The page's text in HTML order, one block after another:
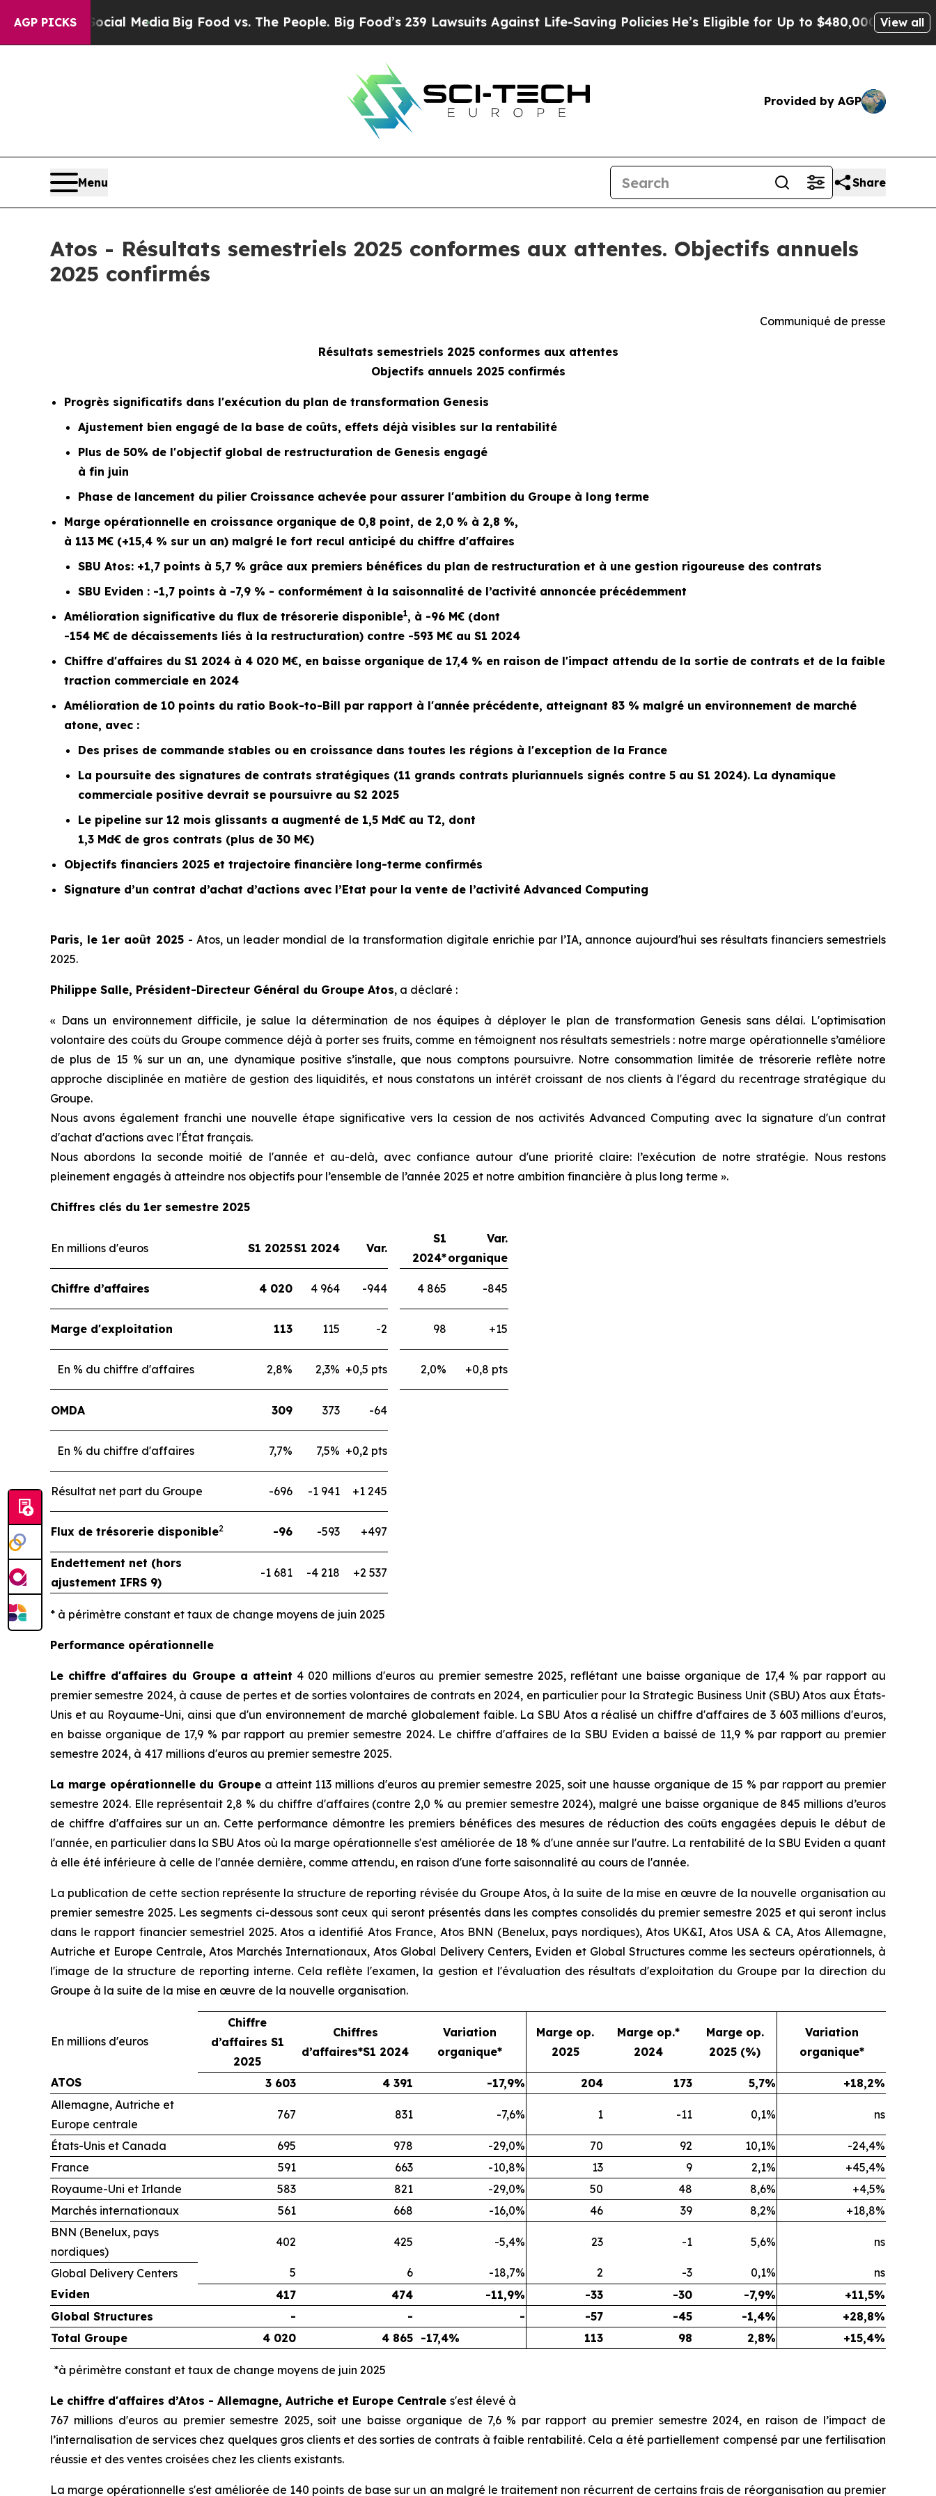
AGP PICKS
Social MediaBig Food vs. The People. Big Food’s 239 Lawsuits Against Life-Saving PoliciesHe’s Eligible for Up to $480,000 After BeingView all
Provided by AGP
Menu Share
Atos - Résultats semestriels 2025 conformes aux attentes. Objectifs annuels
2025 confirmés
Communiqué de presse
Résultats semestriels 2025 conformes aux attentes
Objectifs annuels 2025 confirmés
Progrès significatifs dans l'exécution du plan de transformation Genesis
Ajustement bien engagé de la base de coûts, effets déjà visibles sur la rentabilité
Plus de 50% de l'objectif global de restructuration de Genesis engagé
à fin juin
Phase de lancement du pilier Croissance achevée pour assurer l'ambition du Groupe à long terme
Marge opérationnelle en croissance organique de 0,8 point, de 2,0 % à 2,8 %,
à 113 M€ (+15,4 % sur un an) malgré le fort recul anticipé du chiffre d'affaires
SBU Atos: +1,7 points à 5,7 % grâce aux premiers bénéfices du plan de restructuration et à une gestion rigoureuse des contrats
SBU Eviden : -1,7 points à -7,9 % - conformément à la saisonnalité de l’activité annoncée précédemment
Amélioration significative du flux de trésorerie disponible1, à -96 M€ (dont
-154 M€ de décaissements liés à la restructuration) contre -593 M€ au S1 2024
Chiffre d'affaires du S1 2024 à 4 020 M€, en baisse organique de 17,4 % en raison de l'impact attendu de la sortie de contrats et de la faible
traction commerciale en 2024
Amélioration de 10 points du ratio Book-to-Bill par rapport à l'année précédente, atteignant 83 % malgré un environnement de marché
atone, avec :
Des prises de commande stables ou en croissance dans toutes les régions à l'exception de la France
La poursuite des signatures de contrats stratégiques (11 grands contrats pluriannuels signés contre 5 au S1 2024). La dynamique
commerciale positive devrait se poursuivre au S2 2025
Le pipeline sur 12 mois glissants a augmenté de 1,5 Md€ au T2, dont
1,3 Md€ de gros contrats (plus de 30 M€)
Objectifs financiers 2025 et trajectoire financière long-terme confirmés
Signature d’un contrat d’achat d’actions avec l’Etat pour la vente de l’activité Advanced Computing
Paris, le 1er août 2025 - Atos, un leader mondial de la transformation digitale enrichie par l’IA, annonce aujourd'hui ses résultats financiers semestriels
2025.
Philippe Salle, Président-Directeur Général du Groupe Atos, a déclaré :
« Dans un environnement difficile, je salue la détermination de nos équipes à déployer le plan de transformation Genesis sans délai. L'optimisation
volontaire des coûts du Groupe commence déjà à porter ses fruits, comme en témoignent nos résultats semestriels : notre marge opérationnelle s’améliore
de plus de 15 % sur un an, une dynamique positive s’installe, que nous comptons poursuivre. Notre consommation limitée de trésorerie reflète notre
approche disciplinée en matière de gestion des liquidités, et nous constatons un intérêt croissant de nos clients à l'égard du recentrage stratégique du
Groupe.
Nous avons également franchi une nouvelle étape significative vers la cession de nos activités Advanced Computing avec la signature d'un contrat
d'achat d'actions avec l'État français.
Nous abordons la seconde moitié de l'année et au-delà, avec confiance autour d'une priorité claire: l’exécution de notre stratégie. Nous restons
pleinement engagés à atteindre nos objectifs pour l’ensemble de l’année 2025 et notre ambition financière à plus long terme ».
Chiffres clés du 1er semestre 2025
En millions d'euros S1 2025S1 2024 Var.
S1
2024*
Var.
organique
Chiffre d’affaires 4 020 4 964 -944 4 865 -845
Marge d'exploitation 113 115 -2 98 +15
En % du chiffre d'affaires 2,8% 2,3% +0,5 pts 2,0% +0,8 pts
OMDA 309 373 -64
En % du chiffre d'affaires 7,7% 7,5% +0,2 pts
Résultat net part du Groupe -696 -1 941 +1 245
Flux de trésorerie disponible2 -96 -593 +497
Endettement net (hors
ajustement IFRS 9)
-1 681 -4 218 +2 537
* à périmètre constant et taux de change moyens de juin 2025
Performance opérationnelle
Le chiffre d'affaires du Groupe a atteint 4 020 millions d'euros au premier semestre 2025, reflétant une baisse organique de 17,4 % par rapport au
premier semestre 2024, à cause de pertes et de sorties volontaires de contrats en 2024, en particulier pour laStrategic Business Unit(SBU) Atos aux États-
Unis et au Royaume-Uni, ainsi que d'un environnement de marché globalement faible. La SBU Atos a réalisé un chiffre d'affaires de 3 603 millions d'euros,
en baisse organique de 17,9 % par rapport au premier semestre 2024. Le chiffre d'affaires de la SBU Eviden a baissé de 11,9 % par rapport au premier
semestre 2024, à 417 millions d'euros au premier semestre 2025.
La marge opérationnelle du Groupe a atteint 113 millions d'euros au premier semestre 2025, soit une hausse organique de 15 % par rapport au premier
semestre 2024. Elle représentait 2,8 % du chiffre d'affaires (contre 2,0 % au premier semestre 2024), malgré une baisse organique de 845 millions d’euros
de chiffre d'affaires sur un an. Cette performance démontre les premiers bénéfices des mesures de réduction des coûts engagées depuis le début de
l'année, en particulier dans la SBU Atos où la marge opérationnelle s'est améliorée de 18 % d'une année sur l'autre. La rentabilité de la SBU Eviden a quant
à elle été inférieure à celle de l'année dernière, comme attendu, en raison d'une forte saisonnalité au cours de l'année.
La publication de cette section représente la structure de reporting révisée du Groupe Atos, à la suite de la mise en œuvre de la nouvelle organisation au
premier semestre 2025. Les segments ci-dessous sont ceux qui seront présentés dans les comptes consolidés du premier semestre 2025 et qui seront inclus
dans le rapport financier semestriel 2025. Atos a identifié Atos France, Atos BNN (Benelux, pays nordiques), Atos UK&I, Atos USA & CA, Atos Allemagne,
Autriche et Europe Centrale, Atos Marchés Internationaux, Atos Global Delivery Centers, Eviden et Global Structures comme les secteurs opérationnels, à
l'image de la structure de reporting interne. Cela reflète l'examen, la gestion et l'évaluation des résultats d'exploitation du Groupe par la direction du
Groupe à la suite de la mise en œuvre de la nouvelle organisation.
En millions d'euros
Chiffre
d’affaires S1
2025
Chiffres
d’affaires*S1 2024
Variation
organique*
Marge op.
2025
Marge op.*
2024
Marge op.
2025 (%)
Variation
organique*
ATOS 3 603 4 391 -17,9% 204 173 5,7%
+18,2%
Allemagne, Autriche et
Europe centrale
767 831 -7,6% 1 -11 0,1% ns
États-Unis et Canada 695 978 -29,0% 70 92 10,1%
-24,4%
France
591 663 -10,8% 13 9 2,1%
+45,4%
Royaume-Uni et Irlande
583 821 -29,0% 50 48 8,6%
+4,5%
Marchés internationaux
561 668 -16,0% 46 39 8,2%
+18,8%
BNN (Benelux, pays
nordiques)
402 425 -5,4% 23 -1 5,6% ns
Global Delivery Centers 5 6 -18,7% 2 -3 0,1%
ns
Eviden
417 474 -11,9% -33 -30 -7,9%
+11,5%
Global Structures
- - - -57 -45 -1,4%
+28,8%
Total Groupe
4 020 4 865 -17,4% 113 98 2,8% +15,4%
*à périmètre constant et taux de change moyens de juin 2025
Le chiffre d'affaires d’Atos - Allemagne, Autriche et Europe Centrale s'est élevé à
767 millions d'euros au premier semestre 2025, soit une baisse organique de 7,6 % par rapport au premier semestre 2024, en raison de l’impact de
l’internalisation de services chez quelques gros clients et des sorties de contrats à faible rentabilité. Cela a été partiellement compensé par une fertilisation
réussie et des ventes croisées chez les clients existants.
La marge opérationnelle s'est améliorée de 140 points de base sur un an malgré le traitement non récurrent de certains frais de réorganisation au premier